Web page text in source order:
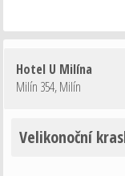
Hotel U Milína
Milín 354,Milín
Velikonoční